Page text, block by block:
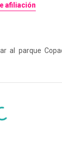
afiliación
al parque